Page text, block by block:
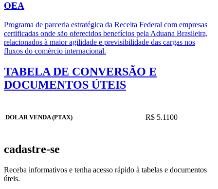
OEA
Programa de parceria estratégica da Receita Federal com empresas
certificadas onde são oferecidos benefícios pela Aduana Brasileira,
relacionados à maior agilidade e previsibilidade das cargas nos
fluxos do comércio internacional.
TABELA DE CONVERSÃO E
DOCUMENTOS ÚTEIS
DOLAR VENDA (PTAX) R$ 5.1100
cadastre-se
Receba informativos e tenha acesso rápido à tabelas e documentos
úteis.